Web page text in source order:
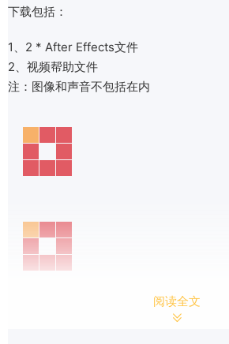
下载包括：
1、2 * After Effects文件
2、视频帮助文件
注：图像和声音不包括在内
阅读全文